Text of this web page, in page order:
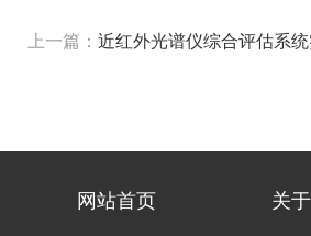
上一篇： 近红外光谱仪综合评估系
网站首页 关